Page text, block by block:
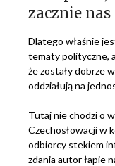
zacznie nas
Dlatego właśnie
tematy polityczne,
że zostały dobrze
oddziałują na
Tutaj nie chodzi o
Czechosłowacji w
odbiorcy stekiem
zdania autor łapie